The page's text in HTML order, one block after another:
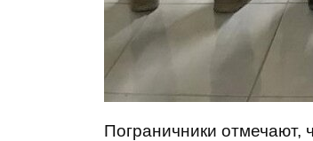
Пограничники отмечают,